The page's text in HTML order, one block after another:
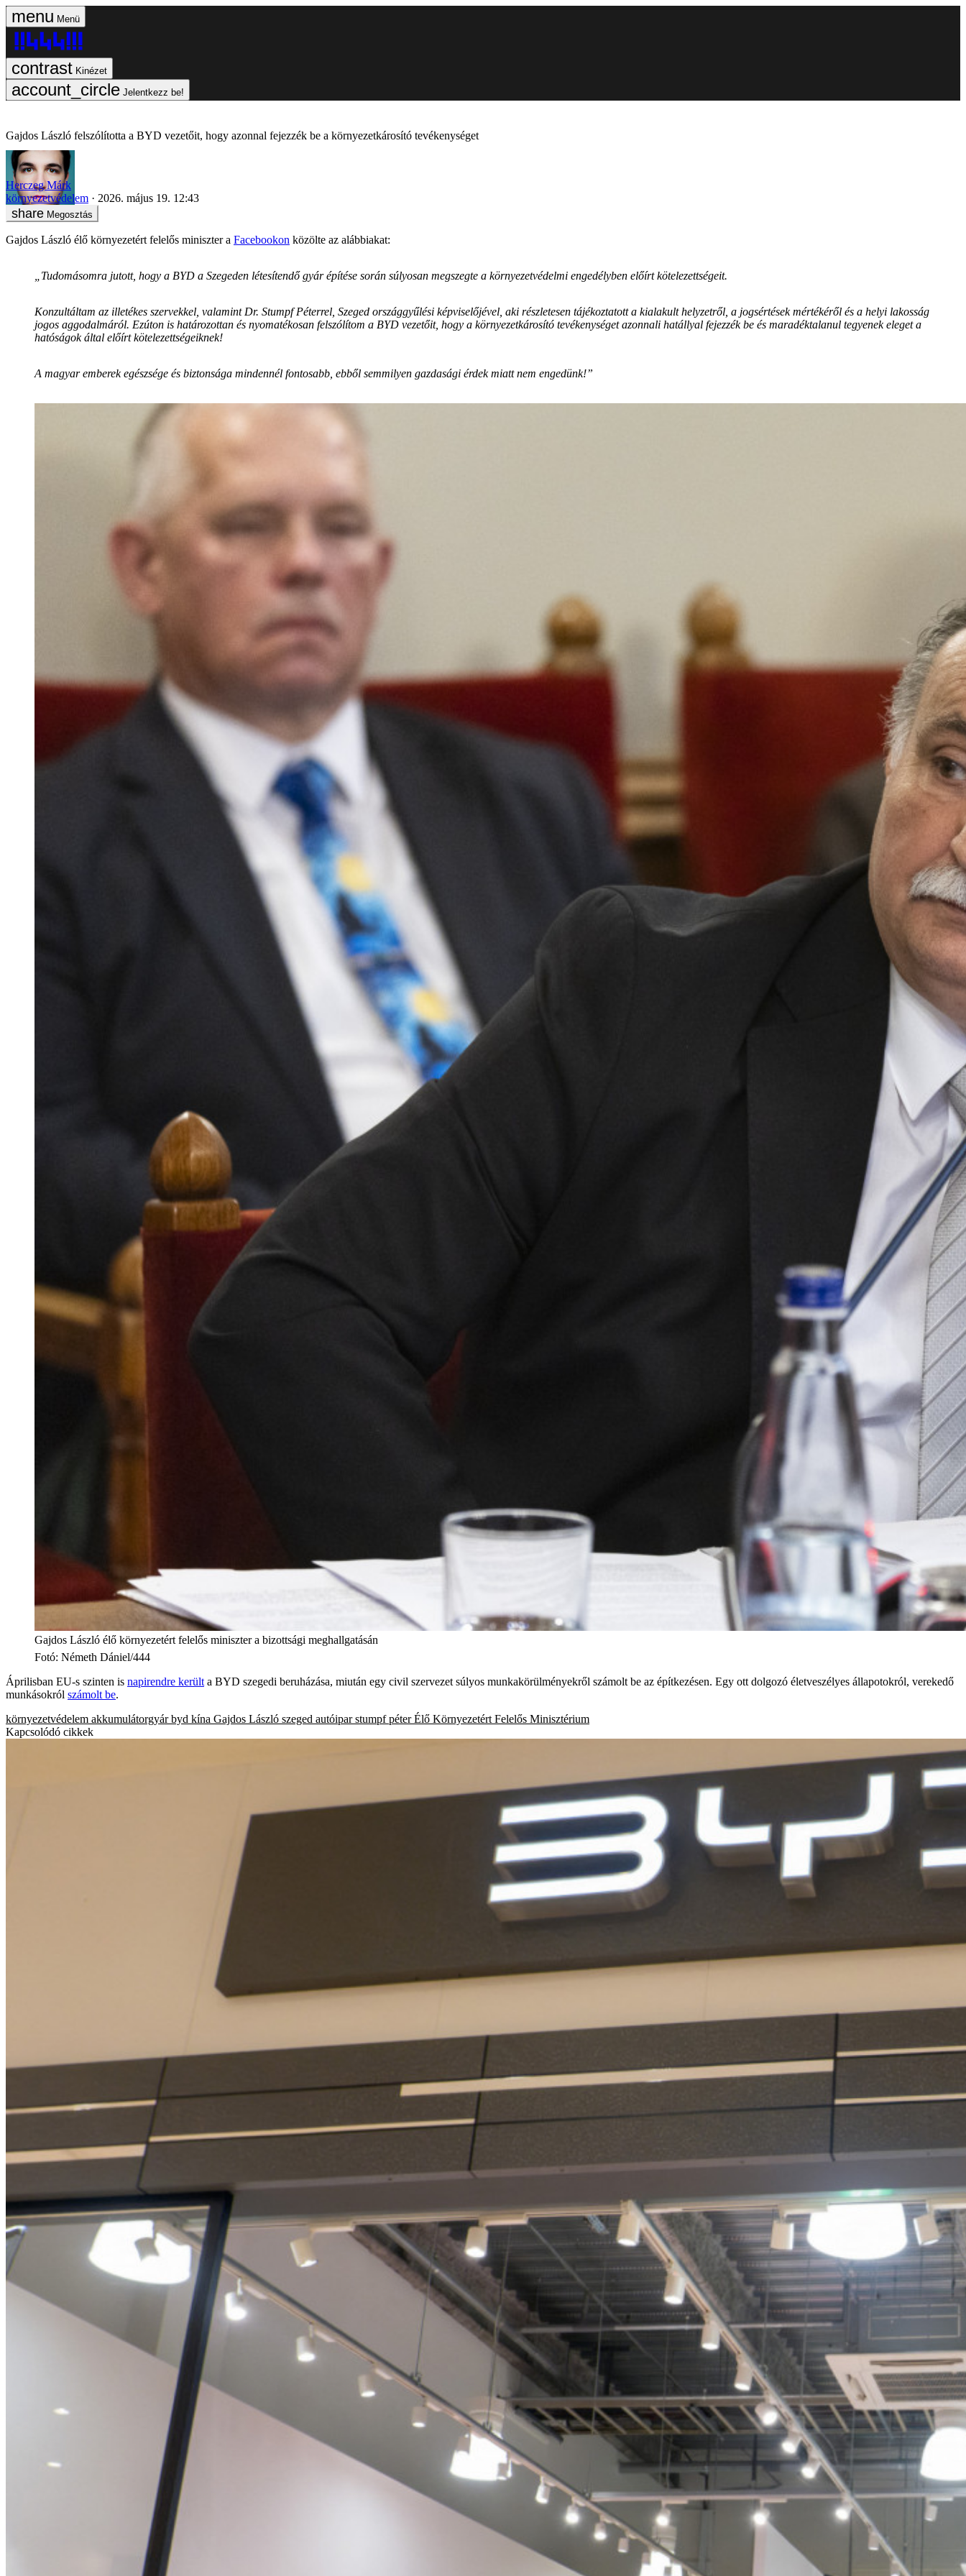
Menü
Kinézet
Jelentkezz be!
Gajdos László felszólította a BYD vezetőit, hogy azonnal fejezzék be a környezetkárosító tevékenységet
Herczeg Márk
környezetvédelem
2026. május 19. 12:43
Megosztás
Gajdos László élő környezetért felelős miniszter a Facebookon közölte az alábbiakat:
„Tudomásomra jutott, hogy a BYD a Szegeden létesítendő gyár építése során súlyosan megszegte a környezetvédelmi engedélyben előírt kötelezettségeit.
Konzultáltam az illetékes szervekkel, valamint Dr. Stumpf Péterrel, Szeged országgyűlési képviselőjével, aki részletesen tájékoztatott a kialakult helyzetről, a jogsértések mértékéről és a helyi lakosság
jogos aggodalmáról. Ezúton is határozottan és nyomatékosan felszólítom a BYD vezetőit, hogy a környezetkárosító tevékenységet azonnali hatállyal fejezzék be és maradéktalanul tegyenek eleget a
hatóságok által előírt kötelezettségeiknek!
A magyar emberek egészsége és biztonsága mindennél fontosabb, ebből semmilyen gazdasági érdek miatt nem engedünk!”
Gajdos László élő környezetért felelős miniszter a bizottsági meghallgatásán
Fotó: Németh Dániel/444
Áprilisban EU-s szinten is napirendre került a BYD szegedi beruházása, miután egy civil szervezet súlyos munkakörülményekről számolt be az építkezésen. Egy ott dolgozó életveszélyes állapotokról, verekedő
munkásokról számolt be.
környezetvédelem akkumulátorgyár byd kína Gajdos László szeged autóipar stumpf péter Élő Környezetért Felelős Minisztérium
Kapcsolódó cikkek